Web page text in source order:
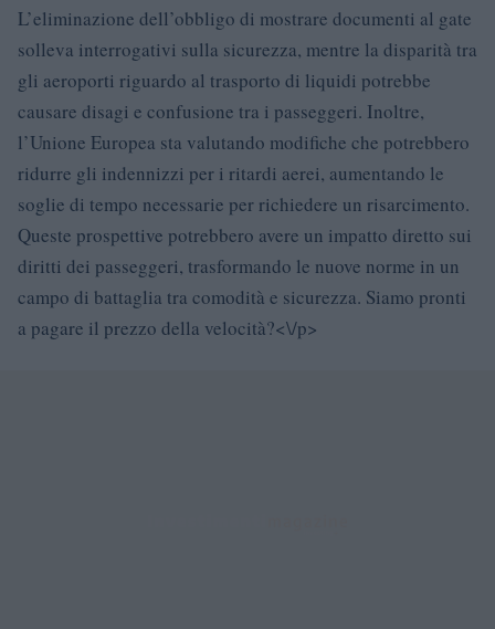
L’eliminazione dell’obbligo di mostrare documenti al gate
solleva interrogativi sulla sicurezza, mentre la disparità tra
gli aeroporti riguardo al trasporto di liquidi potrebbe
causare disagi e confusione tra i passeggeri. Inoltre,
l’Unione Europea sta valutando modifiche che potrebbero
ridurre gli indennizzi per i ritardi aerei, aumentando le
soglie di tempo necessarie per richiedere un risarcimento.
Queste prospettive potrebbero avere un impatto diretto sui
diritti dei passeggeri, trasformando le nuove norme in un
campo di battaglia tra comodità e sicurezza. Siamo pronti
a pagare il prezzo della velocità?<\/p>